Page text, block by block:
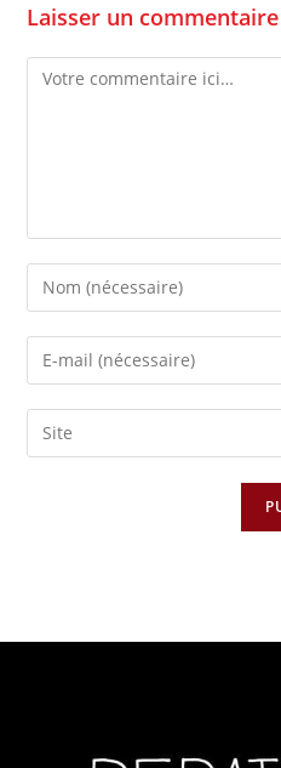
Laisser un commentaire